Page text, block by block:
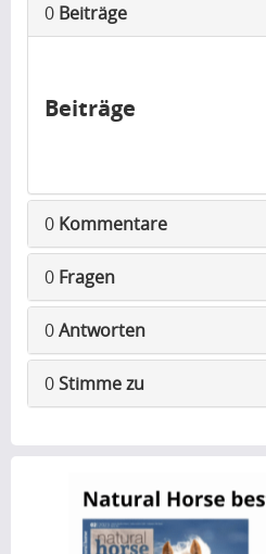
0 Beiträge
Beiträge
0 Kommentare
0 Fragen
0Antworten
0Stimme zu